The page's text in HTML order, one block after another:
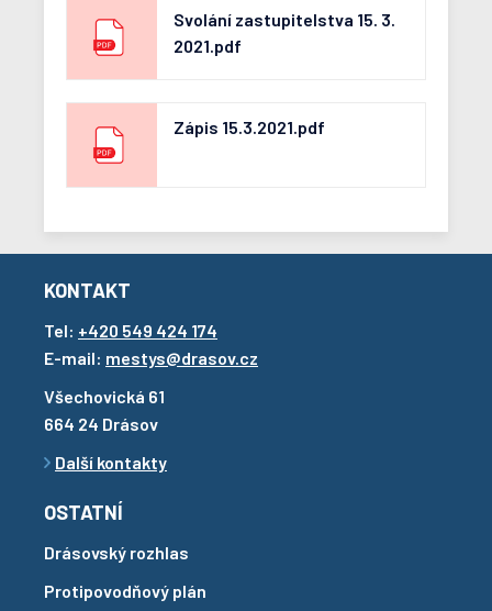
Svolání zastupitelstva 15. 3.
2021.pdf
Zápis 15.3.2021.pdf
KONTAKT
Tel: +420 549 424 174
E-mail: mestys@drasov.cz
Všechovická 61
664 24 Drásov
Další kontakty
OSTATNÍ
Drásovský rozhlas
Protipovodňový plán